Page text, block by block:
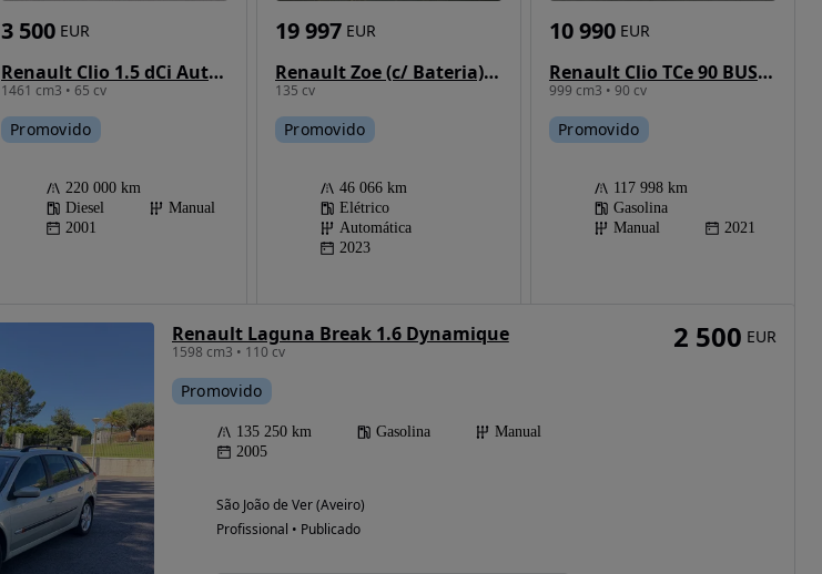
Renault Clio 1.5 dCi Authentique
1461 cm3 • 65 cv
3 500 EUR
Promovido
220 000 km
Diesel
Manual
2001
Renault Zoe (c/ Bateria) EV50 135hp Evolution
135 cv
19 997 EUR
Promovido
46 066 km
Elétrico
Automática
2023
Renault Clio TCe 90 BUSINESS EDITION
999 cm3 • 90 cv
10 990 EUR
Promovido
117 998 km
Gasolina
Manual
2021
Renault Laguna Break 1.6 Dynamique
1598 cm3 • 110 cv
Promovido
135 250 km Gasolina
Manual
2005
São João de Ver (Aveiro)
Profissional • Publicado
2 500 EUR